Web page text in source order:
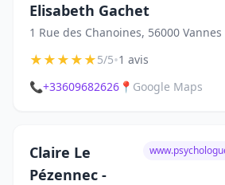
Elisabeth Gachet
1 Rue des Chanoines, 56000 Vannes
★★★★★5/5•1 avis
📞+33609682626 📍 Google Maps
Claire Le
Pézennec -